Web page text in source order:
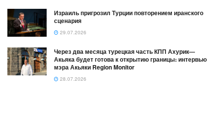
Израиль пригрозил Турции повторением иранского
сценария
29.07.2026
Через два месяца турецкая часть КПП Ахурик—
Акьяка будет готова к открытию границы։ интервью
мэра Акьяки Region Monitor
28.07.2026